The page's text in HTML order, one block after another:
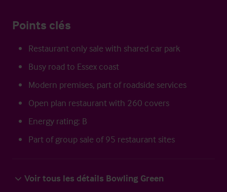
Points clés
Restaurant only sale with shared car park
Busy road to Essex coast
Modern premises, part of roadside services
Open plan restaurant with 260 covers
Energy rating: B
Part of group sale of 95 restaurant sites
Voir tous les détails Bowling Green